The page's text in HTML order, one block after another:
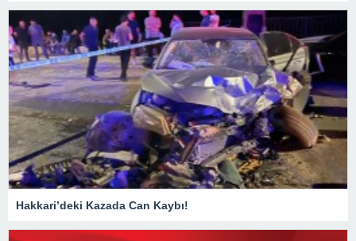
Hakkari’deki Kazada Can Kaybı!